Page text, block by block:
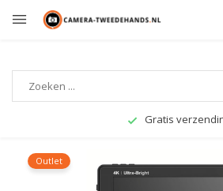
Gratis
Outlet